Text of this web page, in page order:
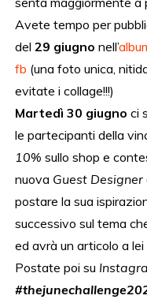
Avete tempo per
del29 giugnonell’
fb (una foto unica,
evitate i collage!!!)
Martedì 30 giugnoci
le partecipanti della
10% sullo shop e
nuova Guest Designer
postare la sua
successivo sul tema
ed avrà un articolo a lei
Postate poi su